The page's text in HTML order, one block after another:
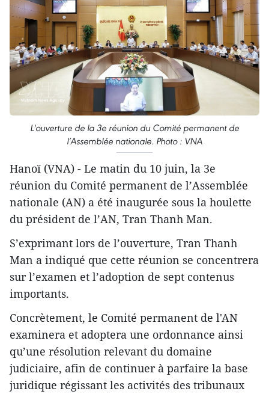
L'ouverture de la 3e réunion du Comité permanent de
l’Assemblée nationale. Photo : VNA
Hanoï (VNA) - Le matin du 10 juin, la 3e
réunion du Comité permanent de l’Assemblée
nationale (AN) a été inaugurée sous la houlette
du président de l’AN, Tran Thanh Man.
S’exprimant lors de l’ouverture, Tran Thanh
Man a indiqué que cette réunion se concentrera
sur l’examen et l’adoption de sept contenus
importants.
Concrètement, le Comité permanent de l'AN
examinera et adoptera une ordonnance ainsi
qu’une résolution relevant du domaine
judiciaire, afin de continuer à parfaire la base
juridique régissant les activités des tribunaux